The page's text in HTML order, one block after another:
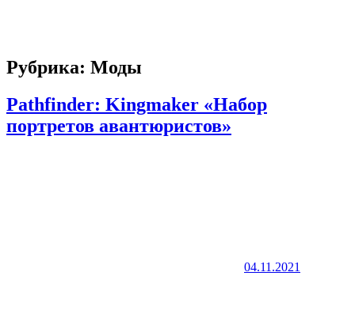
Рубрика: Моды
Pathfinder: Kingmaker «Набор
портретов авантюристов»
04.11.2021